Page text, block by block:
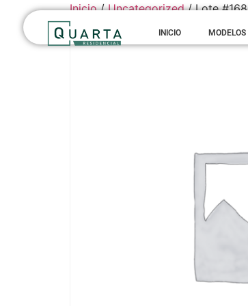
INICIO MODELOS
Inicio/Uncategorized/ Lote #168